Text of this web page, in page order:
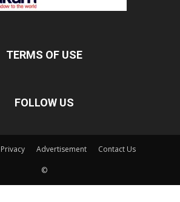
TERMS OF USE
FOLLOW US
Privacy Advertisement Contact Us
©